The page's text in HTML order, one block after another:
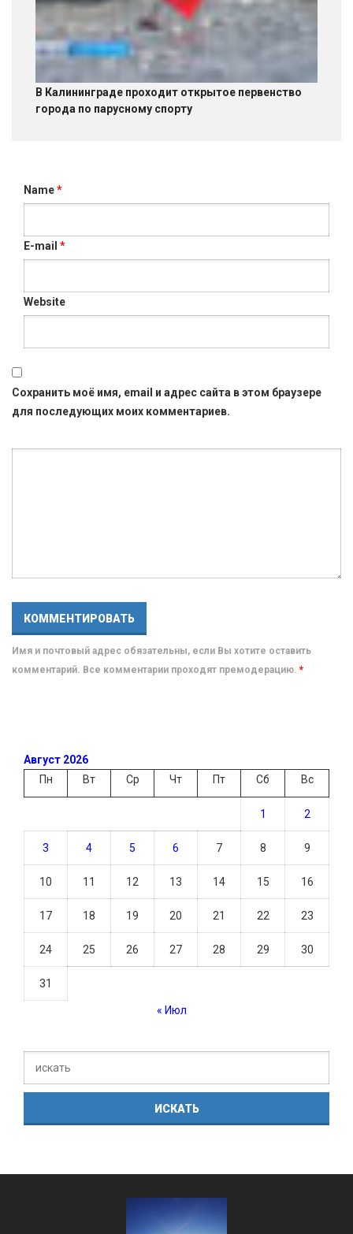
В Калининграде проходит открытое первенство
города по парусному спорту
Name*
E-mail *
Website
Сохранить моё имя, email и адрес сайта в этом браузере
для последующих моих комментариев.
Имя и почтовый адрес обязательны, если Вы хотите оставить
комментарий. Все комментарии проходят премодерацию. *
Август 2026
Пн
Вт Ср Чт Пт Сб Вс
1 2
3 4 5 6 7 8 9
10 11 12 13 14 15 16
17 18 19 20 21 22 23
24 25 26 27 28 29 30
31
« Июл